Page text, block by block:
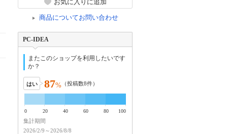
お気に入りに追加
商品についてお問い合わせ
PC-IDEA
またこのショップを利用したいです
か？
はい 87% （投稿数8件）
0 20 40 60 80 100
集計期間
2026/2/9～2026/8/8